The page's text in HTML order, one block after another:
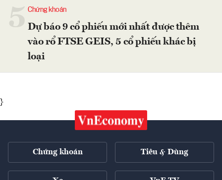
Chứng khoán
Dự báo 9 cổ phiếu mới nhất được thêm
vào rổ FTSE GEIS, 5 cổ phiếu khác bị
loại
}
Chứng khoán Tiêu & Dùng